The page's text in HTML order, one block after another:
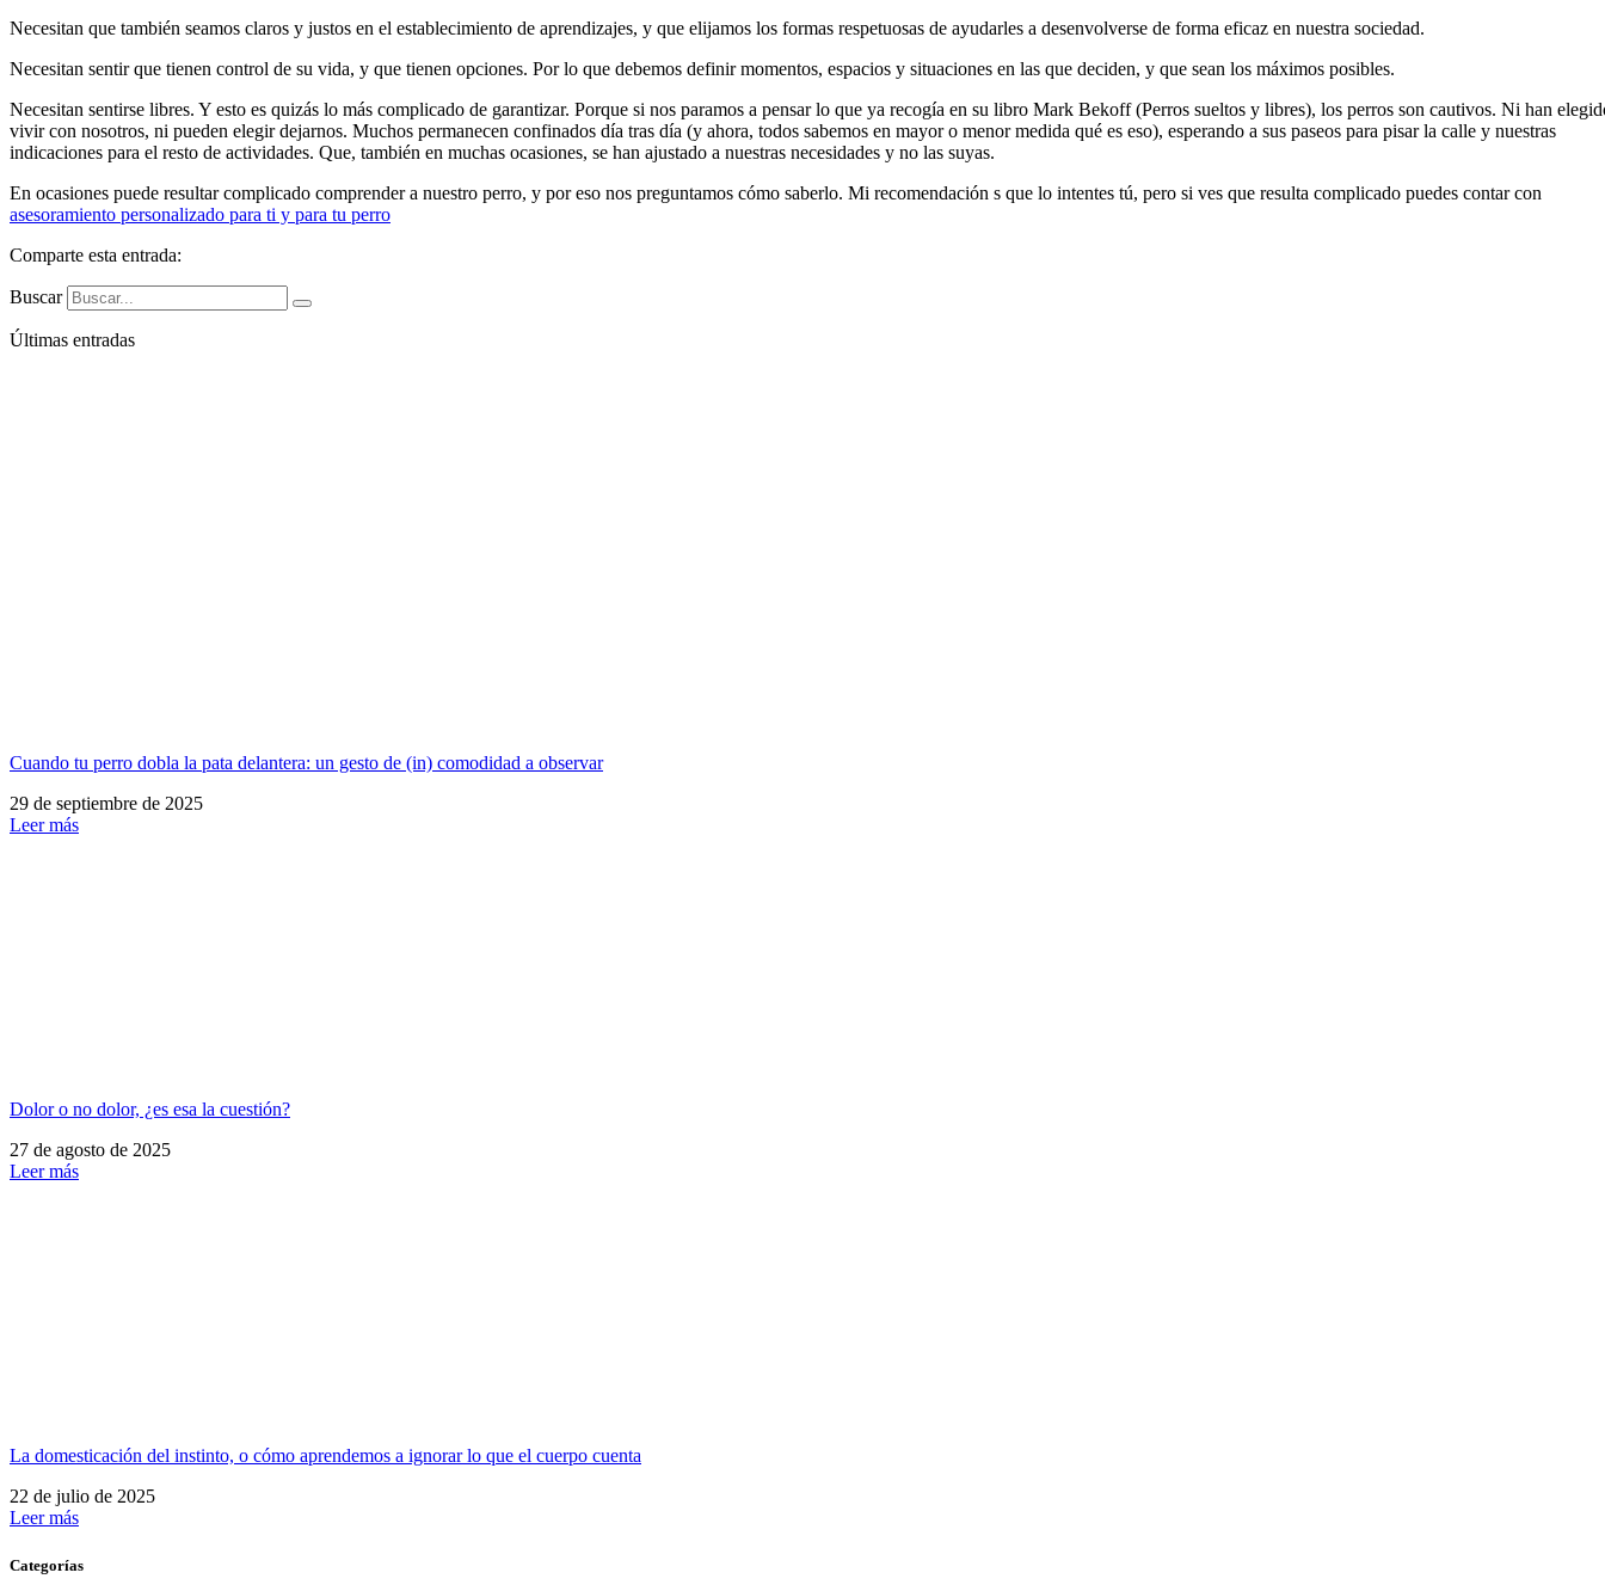
Necesitan que también seamos claros y justos en el establecimiento de aprendizajes, y que elijamos los formas respetuosas de ayudarles a desenvolverse de forma eficaz en nuestra sociedad.
Necesitan sentir que tienen control de su vida, y que tienen opciones. Por lo que debemos definir momentos, espacios y situaciones en las que deciden, y que sean los máximos posibles.
Necesitan sentirse libres. Y esto es quizás lo más complicado de garantizar. Porque si nos paramos a pensar lo que ya recogía en su libro Mark Bekoff (Perros sueltos y libres), los perros son cautivos. Ni han
vivir con nosotros, ni pueden elegir dejarnos. Muchos permanecen confinados día tras día (y ahora, todos sabemos en mayor o menor medida qué es eso), esperando a sus paseos para pisar la calle y nuestras
indicaciones para el resto de actividades. Que, también en muchas ocasiones, se han ajustado a nuestras necesidades y no las suyas.
En ocasiones puede resultar complicado comprender a nuestro perro, y por eso nos preguntamos cómo saberlo. Mi recomendación s que lo intentes tú, pero si ves que resulta complicado puedes contar con
asesoramiento personalizado para ti y para tu perro
Comparte esta entrada:
Buscar
Últimas entradas
Cuando tu perro dobla la pata delantera: un gesto de (in) comodidad a observar
29 de septiembre de 2025
Leer más
Dolor o no dolor, ¿es esa la cuestión?
27 de agosto de 2025
Leer más
La domesticación del instinto, o cómo aprendemos a ignorar lo que el cuerpo cuenta
22 de julio de 2025
Leer más
Categorías